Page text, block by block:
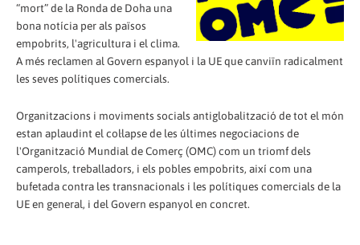
“mort” de la Ronda de Doha una
bona notícia per als països
empobrits, l'agricultura i el clima.
A més reclamen al Govern espanyol i la UE que canviïn radicalment
les seves polítiques comercials.
Organitzacions i moviments socials antiglobalització de tot el món
estan aplaudint el col·lapse de les últimes negociacions de
l'Organització Mundial de Comerç (OMC) com un triomf dels
camperols, treballadors, i els pobles empobrits, així com una
bufetada contra les transnacionals i les polítiques comercials de la
UE en general, i del Govern espanyol en concret.